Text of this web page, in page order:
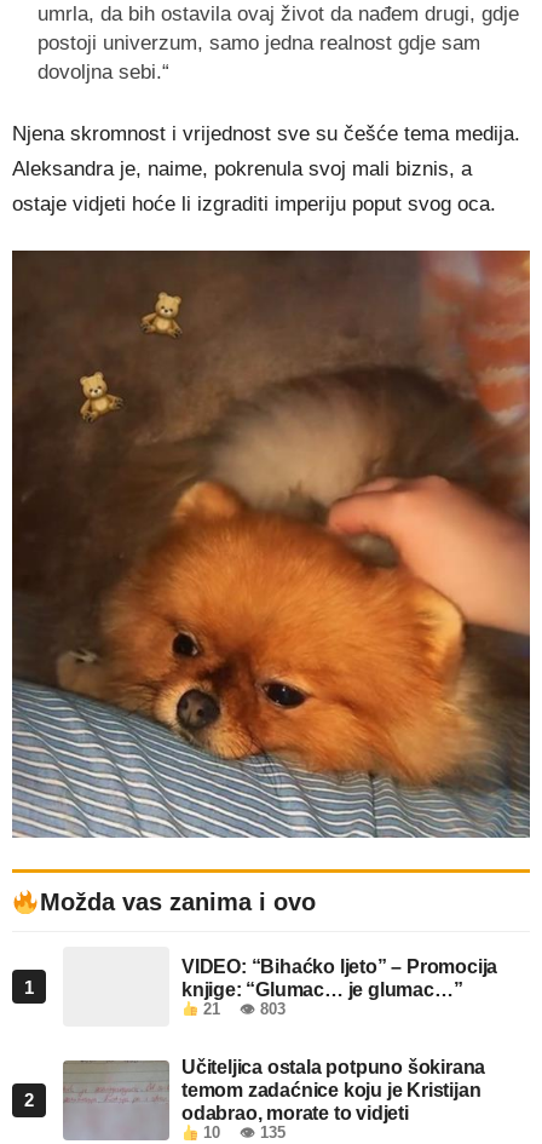
umrla, da bih ostavila ovaj život da nađem drugi, gdje
postoji univerzum, samo jedna realnost gdje sam
dovoljna sebi.“
Njena skromnost i vrijednost sve su češće tema medija.
Aleksandra je, naime, pokrenula svoj mali biznis, a
ostaje vidjeti hoće li izgraditi imperiju poput svog oca.
Možda vas zanima i ovo
1
VIDEO: “Bihaćko ljeto” – Promocija
knjige: “Glumac… je glumac…”
21 👁 803
2
Učiteljica ostala potpuno šokirana
temom zadaćnice koju je Kristijan
odabrao, morate to vidjeti
10 👁 135